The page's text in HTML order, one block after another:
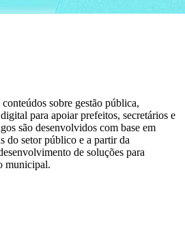
sobre gestão pública,
para apoiar prefeitos, secretários e
são desenvolvidos com base em
do setor público e a partir da
de soluções para
municipal.